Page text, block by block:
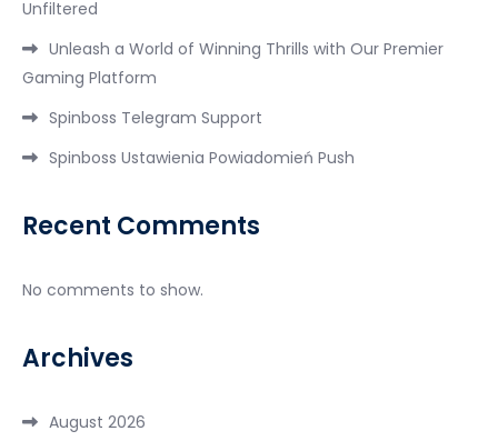
Unfiltered
Unleash a World of Winning Thrills with Our Premier
Gaming Platform
Spinboss Telegram Support
Spinboss Ustawienia Powiadomień Push
Recent Comments
No comments to show.
Archives
August 2026